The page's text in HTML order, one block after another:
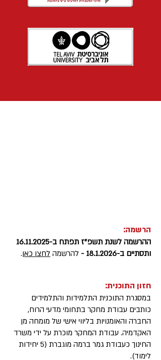
הרשמה:
ההרשמה לשנת תשפ"ז תפתח ב-16.11.2025
ותסתיים ב-18.1.2026 -
להרשמה לחצו כאן.
חזון התוכנית:
במסגרת התוכנית התלמידות והתלמידים
כותבים עבודת מחקר בתחומי מדעי הרוח,
החברה והאומנויות בליווי אישי של מומחה מן
האקדמיה. עבודת המחקר מוכרת על ידי משרד
החינוך כעבודת גמר ברמה מוגברת (5 יחידות
לימוד).